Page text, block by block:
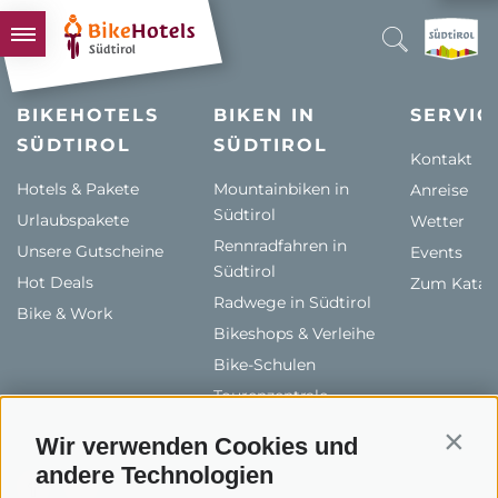
Wir verwenden Cookies und
andere Technologien
BIKEHOTELS
HOTELS & PAKETE
TOUREN & REVIERE
SÜDTIROL & WIR
SCHLUSSLICHTER
BIKEHOTELS
SÜDTIROL
Hotels & Pakete
Urlaubspakete
Unsere Gutscheine
Hot Deals
Bike & Work
BIKEN IN
SÜDTIROL
Mountainbiken in
Südtirol
Rennradfahren in
Südtirol
Radwege in Südtirol
Bikeshops & Verleihe
Bike-Schulen
Tourenzentrale
Kontakt
Anreise
Wetter
Events
Zum